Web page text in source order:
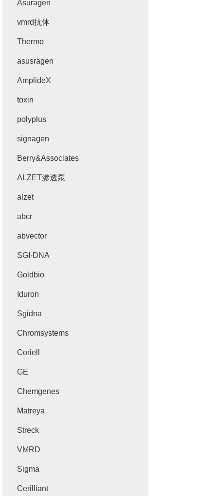
Asuragen
vmrd抗体
Thermo
asusragen
AmplideX
toxin
polyplus
signagen
Berry&Associates
ALZET渗透泵
alzet
abcr
abvector
SGI-DNA
Goldbio
Iduron
Sgidna
Chromsystems
Coriell
GE
Chemgenes
Matreya
Streck
VMRD
Sigma
Cerilliant